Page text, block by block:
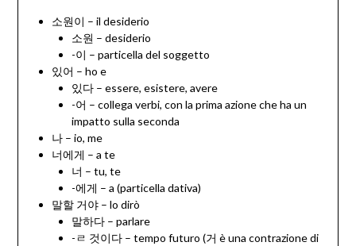
소원이 – il desiderio
소원 – desiderio
-이 – particella del soggetto
있어 – ho e
있다 – essere, esistere, avere
-어 – collega verbi, con la prima azione che ha un
impatto sulla seconda
나 – io, me
너에게 – a te
너 – tu, te
-에게 – a (particella dativa)
말할 거야 – lo dirò
말하다 – parlare
-ㄹ 것이다 – tempo futuro (거 è una contrazione di